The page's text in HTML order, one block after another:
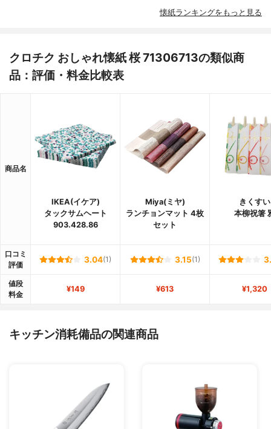
懐紙ランキングをもっと見る
クロチク おしゃれ懐紙 桜 71306713の類似商
品：評価・料金比較表
商品名
IKEA(イケア)
タックサムヘート
903.428.86
Miya(ミヤ)
ランチョンマット 4枚
セット
きくすい
本柳祝箸
口コミ
評価
3.04(1) 3.15(1)
値段
料金
¥149 ¥613 ¥1,320
キッチン消耗備品の関連商品